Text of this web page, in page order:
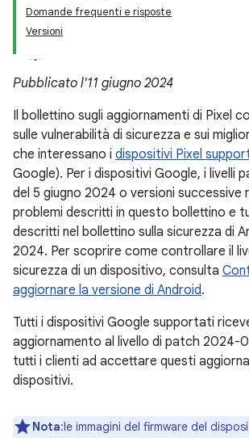
Domande frequenti e risposte
Versioni
Pubblicato l'11 giugno 2024
Il bollettino sugli aggiornamenti di Pixel
sulle vulnerabilità di sicurezza e sui
che interessano i dispositivi Pixel
Google). Per i dispositivi Google, i livelli
del 5 giugno 2024 o versioni successive
problemi descritti in questo bollettino e
descritti nel bollettino sulla sicurezza di
2024. Per scoprire come controllare il
sicurezza di un dispositivo, consulta
aggiornare la versione di Android.
Tutti i dispositivi Google supportati
aggiornamento al livello di patch 2024-
tutti i clienti ad accettare questi
dispositivi.
Nota:le immagini del firmware del